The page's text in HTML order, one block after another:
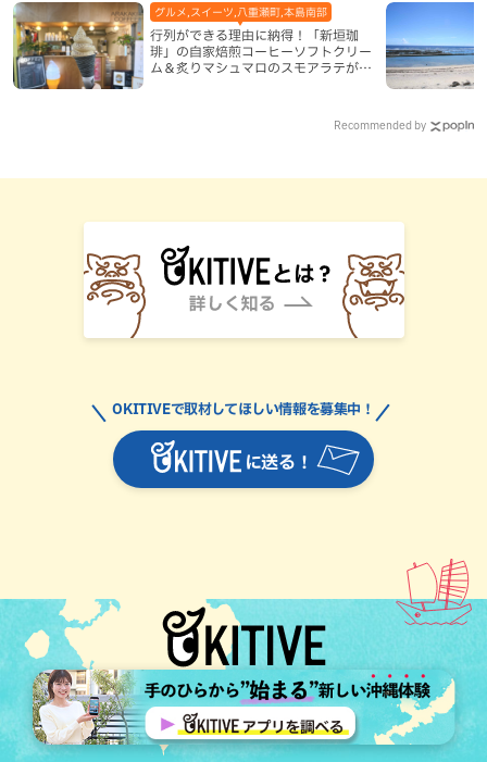
行列ができる理由に納得！「新垣珈
琲」の自家焙煎コーヒーソフトクリー
ム＆炙りマシュマロのスモアラテが絶
グルメ,スイーツ,八重瀬町,本島南部
Recommended by
に送る！
OKITIVEで取材してほしい情報を募集中！